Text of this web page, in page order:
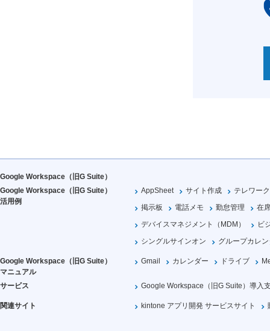
Google Workspace（旧G Suite）
Google Workspace（旧G Suite）
活用例
AppSheet サイト作成
テレワーク
掲示板
電話メモ 勤怠管理
在
デバイスマネジメント（MDM）
ビ
シングルサインオン
グループカレ
Google Workspace（旧G Suite）
マニュアル
Gmail カレンダー ドライブ
サービス Google Workspace（旧G Suite）導入
関連サイト kintone アプリ開発 サービスサイト